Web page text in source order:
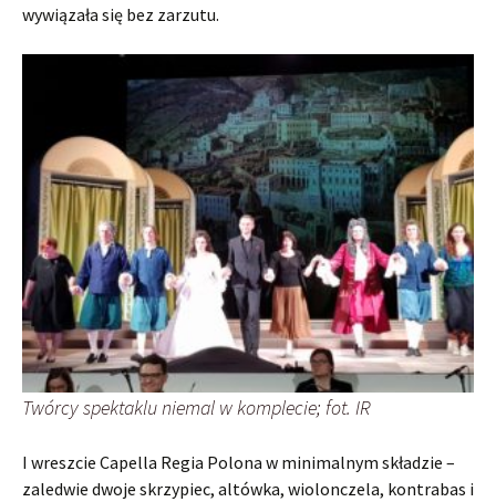
wywiązała się bez zarzutu.
Twórcy spektaklu niemal w komplecie; fot. IR
I wreszcie Capella Regia Polona w minimalnym składzie –
zaledwie dwoje skrzypiec, altówka, wiolonczela, kontrabas i